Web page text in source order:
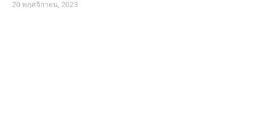
20 พฤศจิกายน, 2023